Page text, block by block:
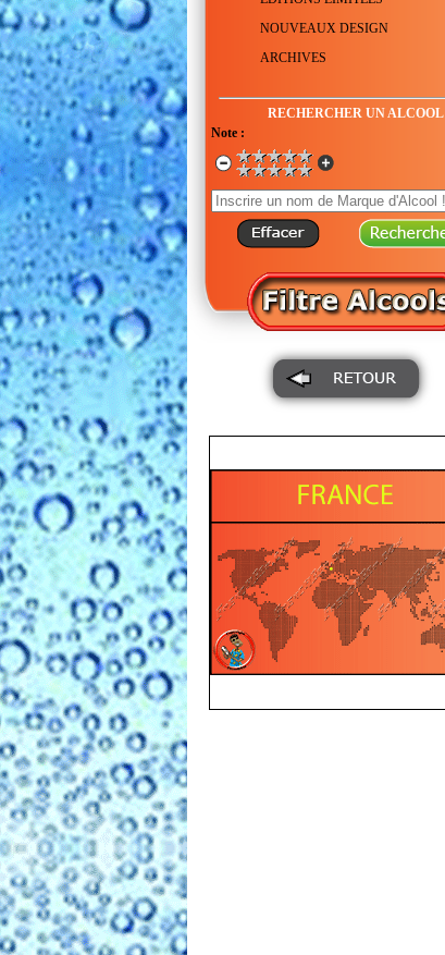
NOUVEAUX DESIGN
ARCHIVES
RECHERCHER UN ALCOOL
Note :